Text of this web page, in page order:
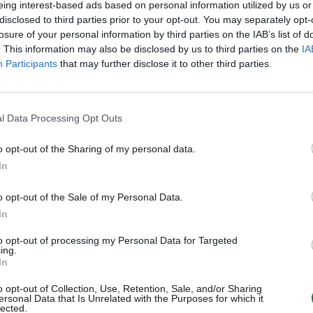
interest-based ads based on personal information utilized by us
to third parties prior to your opt-out. You may separately
of your personal information by third parties on the IAB’s list of
This information may also be disclosed by us to third parties on the
Participants that may further disclose it to other third parties.
Data Processing Opt Outs
opt-out of the Sharing of my personal data.
opt-out of the Sale of my Personal Data.
opt-out of processing my Personal Data for Targeted
opt-out of Collection, Use, Retention, Sale, and/or Sharing
Data that Is Unrelated with the Purposes for which it
Lucą van Assche (ATP-183).
su Tuniso tenisininku Moezu Echargui (ATP-